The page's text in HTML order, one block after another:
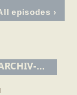
ZURÜCK ZUR PODCAST ARCHIV-ÜBERSICHT